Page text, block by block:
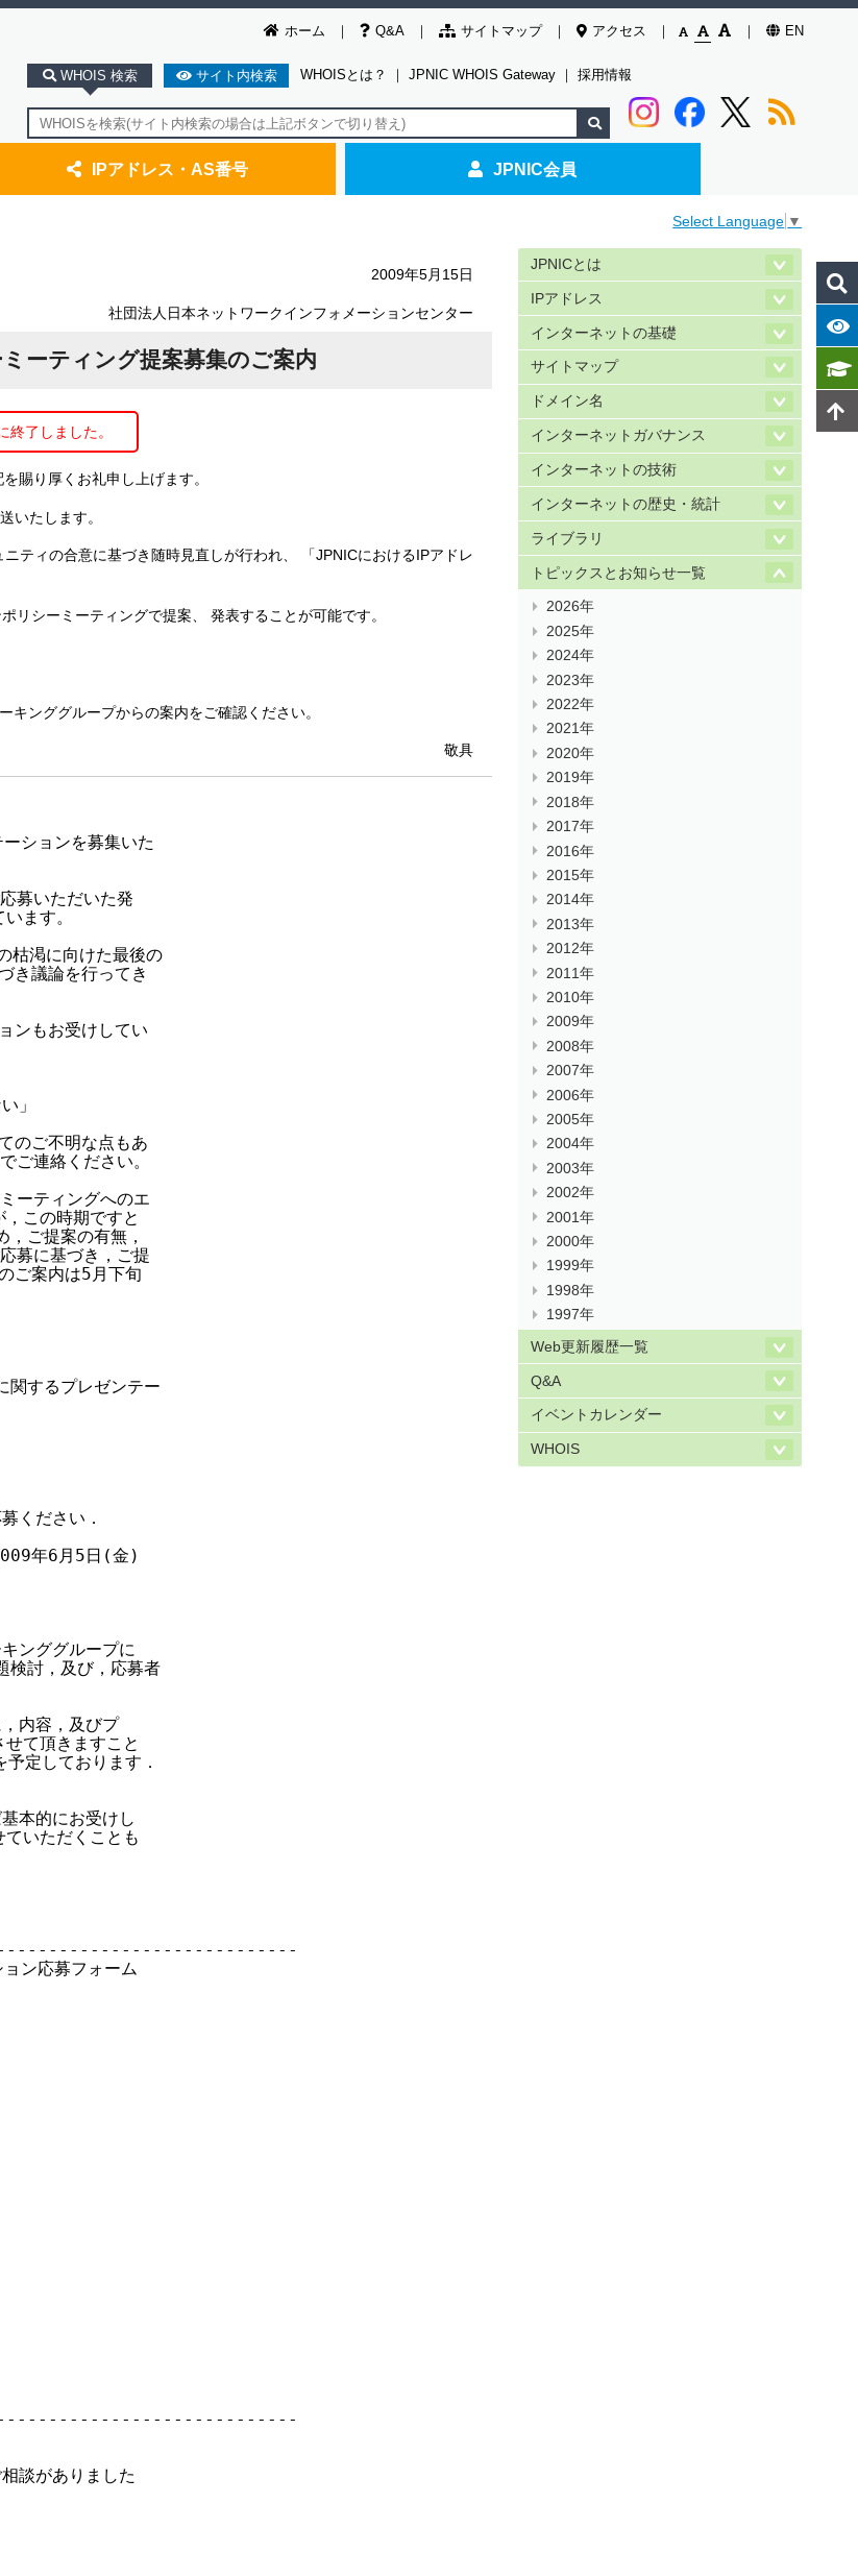
ホーム Q&A サイトマップ アクセス EN
WHOIS 検索 サイト内検索 WHOISとは？ ｜ JPNIC WHOIS Gateway ｜ 採用情報
IPアドレス・AS番号 JPNIC会員
Select Language ▼
2009年5月15日
社団法人日本ネットワークインフォメーションセンター
ーティング提案募集のご案内
終了しました。
賜り厚くお礼申し上げます。
いたします。
ティの合意に基づき随時見直しが行われ、 「JPNICにおけるIPアドレ
シーミーティングで提案、 発表することが可能です。
ンググループからの案内をご確認ください。
敬具
ションを募集いた
募いただいた発
ます。
渇に向けた最後の
き議論を行ってき
ンもお受けしてい
」
のご不明な点もあ
連絡ください。
ーティングへのエ
この時期ですと
ご提案の有無，
募に基づき，ご提
ご案内は5月下旬
するプレゼンテー
ください．
年6月5日(金)
ンググループに
検討，及び，応募者
内容，及びプ
て頂きますこと
定しております．
本的にお受けし
いただくことも
ン応募フォーム
談がありました
JPNICとは
IPアドレス
インターネットの基礎
サイトマップ
ドメイン名
インターネットガバナンス
インターネットの技術
インターネットの歴史・統計
ライブラリ
トピックスとお知らせ一覧
2026年
2025年
2024年
2023年
2022年
2021年
2020年
2019年
2018年
2017年
2016年
2015年
2014年
2013年
2012年
2011年
2010年
2009年
2008年
2007年
2006年
2005年
2004年
2003年
2002年
2001年
2000年
1999年
1998年
1997年
Web更新履歴一覧
Q&A
イベントカレンダー
WHOIS